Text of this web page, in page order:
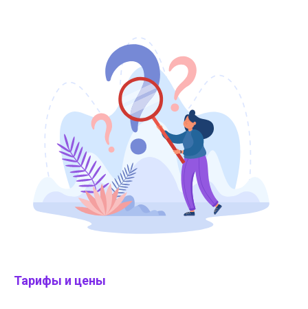
Тарифы и цены